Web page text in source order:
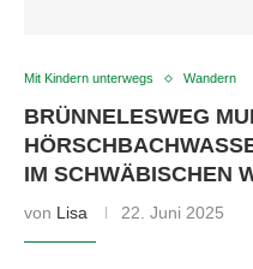
Mit Kindern unterwegs Wandern
BRÜNNELESWEG
M SCHWÄBISCHEN
von Lisa 22. Juni 2025